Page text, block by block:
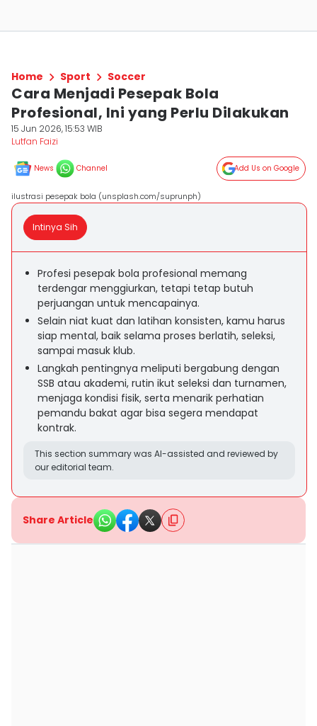
Home Sport Soccer
Cara Menjadi Pesepak Bola
Profesional, Ini yang Perlu Dilakukan
15 Jun 2026, 15:53 WIB
Lutfan Faizi
News Channel Add Us on Google
ilustrasi pesepak bola (unsplash.com/suprunph)
Intinya Sih
Profesi pesepak bola profesional memang
terdengar menggiurkan, tetapi tetap butuh
perjuangan untuk mencapainya.
Selain niat kuat dan latihan konsisten, kamu harus
siap mental, baik selama proses berlatih, seleksi,
sampai masuk klub.
Langkah pentingnya meliputi bergabung dengan
SSB atau akademi, rutin ikut seleksi dan turnamen,
menjaga kondisi fisik, serta menarik perhatian
pemandu bakat agar bisa segera mendapat
kontrak.
This section summary was AI-assisted and reviewed by
our editorial team.
Share Article